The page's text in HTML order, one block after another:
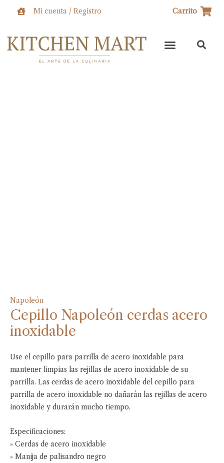
Mi cuenta / Registro Carrito
Napoleón
Cepillo Napoleón cerdas acero
inoxidable
Use el cepillo para parrilla de acero inoxidable para
mantener limpias las rejillas de acero inoxidable de su
parrilla. Las cerdas de acero inoxidable del cepillo para
parrilla de acero inoxidable no dañarán las rejillas de acero
inoxidable y durarán mucho tiempo.
Especificaciones:
» Cerdas de acero inoxidable
» Manija de palisandro negro